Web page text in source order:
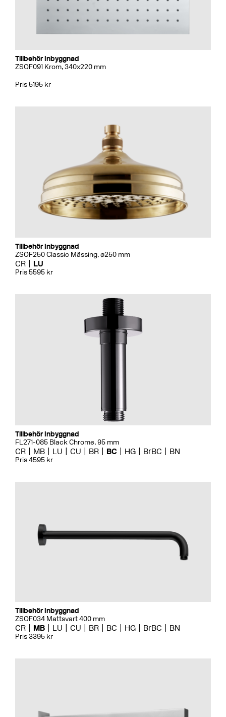
Tillbehör Inbyggnad
ZSOF091 Krom, 340x220 mm
Pris 5195 kr
Tillbehör Inbyggnad
ZSOF250 Classic Mässing, ø250 mm
CR LU
Pris 5595 kr
Tillbehör Inbyggnad
FL271-085 Black Chrome, 95 mm
CR MB LU CU BR BC HG BrBC BN
Pris 4595 kr
Tillbehör Inbyggnad
ZSOF034 Mattsvart 400 mm
CR MB LU CU BR BC HG BrBC BN
Pris 3395 kr